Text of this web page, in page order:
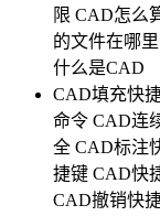
限 CAD怎么
的文件在哪里
什么是CAD
CAD填充快
命令 CAD连
全 CAD标注
捷键 CAD快
CAD撤销快